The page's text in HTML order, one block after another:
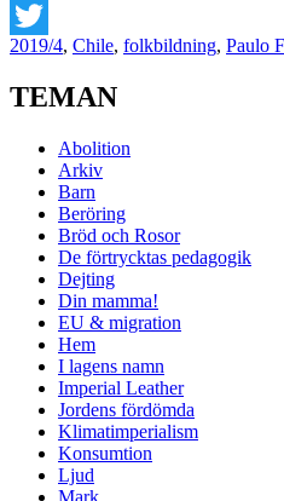
Facebook
Twitter
2019/4, Chile, folkbildning, Paulo
TEMAN
Abolition
Arkiv
Barn
Beröring
Bröd och Rosor
De förtrycktas pedagogik
Dejting
Din mamma!
EU & migration
Hem
I lagens namn
Imperial Leather
Jordens fördömda
Klimatimperialism
Konsumtion
Ljud